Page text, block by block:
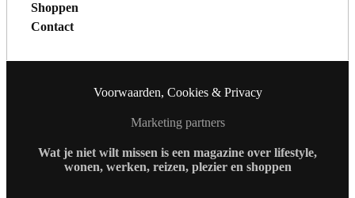
Shoppen
Contact
Voorwaarden, Cookies & Privacy
Marketing partners
Wat je niet wilt missen is een magazine over lifestyle,
wonen, werken, reizen, plezier en shoppen